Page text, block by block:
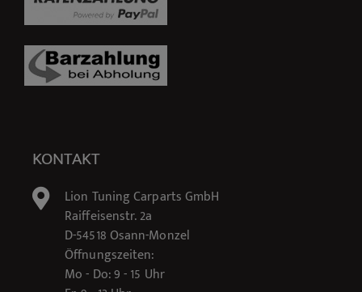
KONTAKT
Lion Tuning Carparts GmbH
Raiffeisenstr. 2a
D-54518 Osann-Monzel
Öffnungszeiten:
Mo - Do: 9 - 15 Uhr